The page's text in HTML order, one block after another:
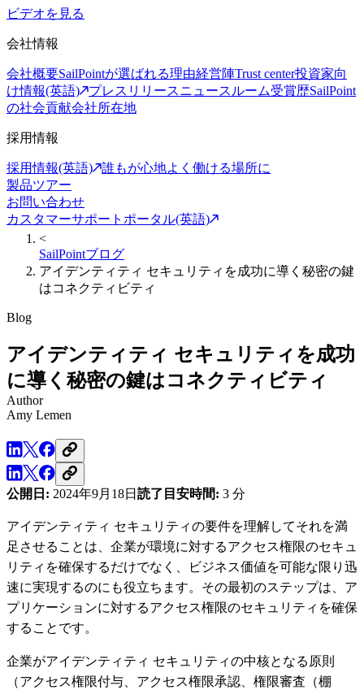
ビデオを見る
会社情報
会社概要SailPointが選ばれる理由経営陣Trust center投資家向
け情報(英語)
プレスリリースニュースルーム受賞歴SailPoint
の社会貢献会社所在地
採用情報
採用情報(英語)
誰もが心地よく働ける場所に
製品ツアー
お問い合わせ
カスタマーサポートポータル(英語)
<
SailPointブログ
アイデンティティ セキュリティを成功に導く秘密の鍵
はコネクティビティ
Blog
アイデンティティ セキュリティを成功
に導く秘密の鍵はコネクティビティ
Author
Amy Lemen
公開日: 2024年9月18日 読了目安時間: 3 分
アイデンティティ セキュリティの要件を理解してそれを満
足させることは、企業が環境に対するアクセス権限のセキュ
リティを確保するだけでなく、ビジネス価値を可能な限り迅
速に実現するのにも役立ちます。その最初のステップは、ア
プリケーションに対するアクセス権限のセキュリティを確保
することです。
企業がアイデンティティ セキュリティの中核となる原則
（アクセス権限付与、アクセス権限承認、権限審査（棚